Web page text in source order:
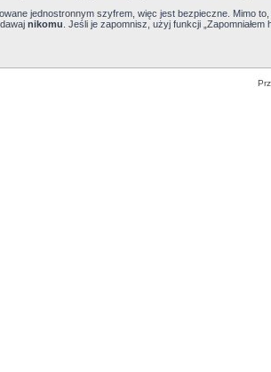
jednostronnym szyfrem, więc jest bezpieczne. Mimo
nikomu . Jeśli je zapomnisz, użyj funkcji